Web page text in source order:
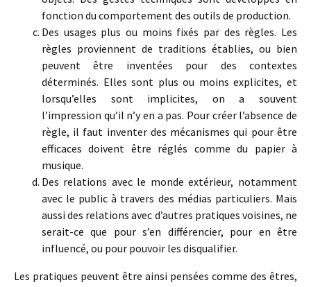
fonction du comportement des outils de production.
Des usages plus ou moins fixés par des règles. Les
règles proviennent de traditions établies, ou bien
peuvent être inventées pour des contextes
déterminés. Elles sont plus ou moins explicites, et
lorsqu’elles sont implicites, on a souvent
l’impression qu’il n’y en a pas. Pour créer l’absence de
règle, il faut inventer des mécanismes qui pour être
efficaces doivent être réglés comme du papier à
musique.
Des relations avec le monde extérieur, notamment
avec le public à travers des médias particuliers. Mais
aussi des relations avec d’autres pratiques voisines, ne
serait-ce que pour s’en différencier, pour en être
influencé, ou pour pouvoir les disqualifier.
Les pratiques peuvent être ainsi pensées comme des êtres,